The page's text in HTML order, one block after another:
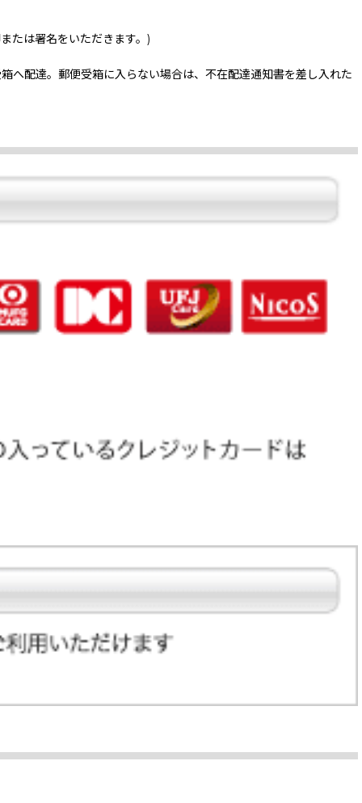
たは署名をいただきます。)
へ配達。郵便受箱に入らない場合は、不在配達通知書を差し入れた